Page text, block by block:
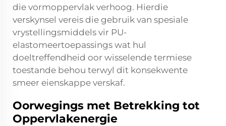
die vormoppervlak verhoog. Hierdie
verskynsel vereis die gebruik van spesiale
vrystellingsmiddels vir PU-
elastomeertoepassings wat hul
doeltreffendheid oor wisselende termiese
toestande behou terwyl dit konsekwente
smeer eienskappe verskaf.
Oorwegings met Betrekking tot
Oppervlakenergie